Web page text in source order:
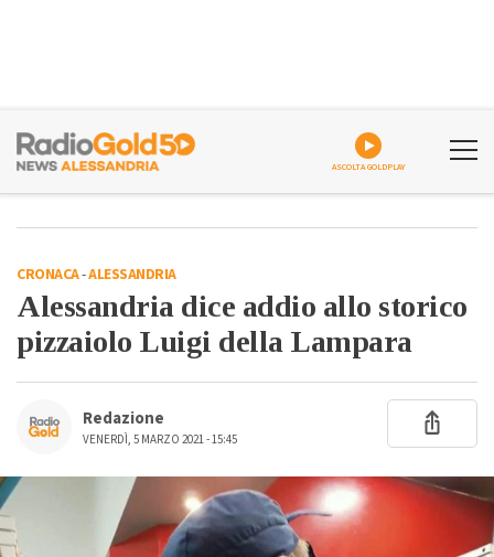
ASCOLTA GOLDPLAY
CRONACA-ALESSANDRIA
Alessandria dice addio allo storico
pizzaiolo Luigi della Lampara
Redazione
VENERDÌ, 5 MARZO 2021 - 15:45